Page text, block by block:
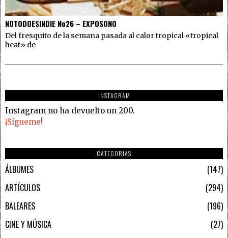
NOTODOESINDIE No26 – EXPOSONO
Del fresquito de la semana pasada al calor tropical «tropical
heat» de
INSTAGRAM
Instagram no ha devuelto un 200.
¡Sígueme!
CATEGORIAS
ÁLBUMES
147
ARTÍCULOS
294
BALEARES
196
CINE Y MÚSICA
27